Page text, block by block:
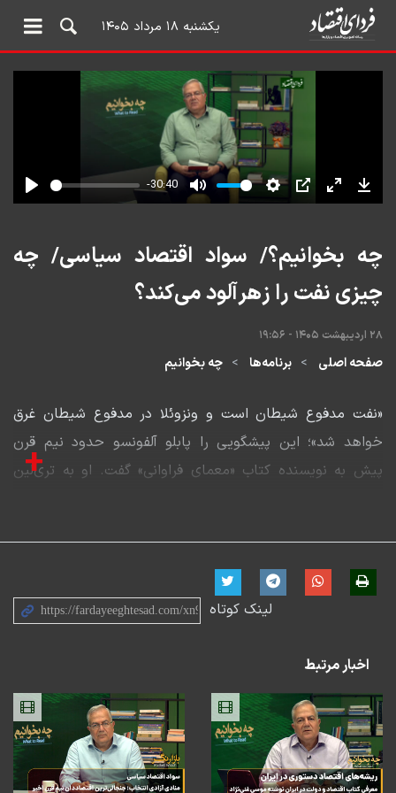
یکشنبه ۱۸ مرداد ۱۴۰۵
چه بخوانیم؟/ سواد اقتصاد سیاسی/ چه
چیزی نفت را زهرآلود می‌کند؟
۲۸ اردیبهشت ۱۴۰۵ - ۱۹:۵۶
صفحه اصلی برنامه‌ها چه بخوانیم
«نفت مدفوع شیطان است و ونزوئلا در مدفوع شیطان غرق
خواهد شد»؛ این پیشگویی را پابلو آلفونسو حدود نیم قرن
پیش به نویسنده کتاب «معمای فراوانی» گفت. او به تری‌لین
سر ما می‌آورد. او سپس گفت ده بیست سال بعد خواهید
دید که نفت برای ما چه ویرانی و بیچارگی به بار آورده است.
کتاب «معمای فراوانی» کتابی است که تری‌لین کارل به عنوان
پدیده نفرین چه پدیده‌ای است که با تصور عمومی از
رشدسازی و توسعه‌آفرینی نفت در تضاد است. در این قسمت
از برنامه چه بخوانیم، این کتاب به عنوان کتاب اول «سواد
+
لینک کوتاه
اخبار مرتبط